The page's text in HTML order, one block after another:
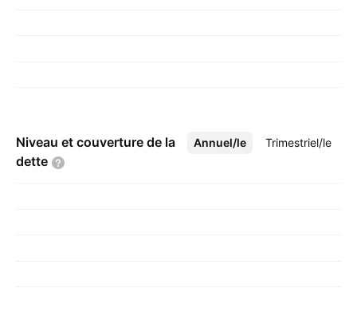
Niveau et couverture de la
dette
Annuel/le Trimestriel/le
Plus